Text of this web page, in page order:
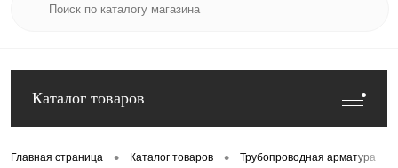
Каталог товаров
Главная страница • Каталог товаров • Трубопроводная арматура